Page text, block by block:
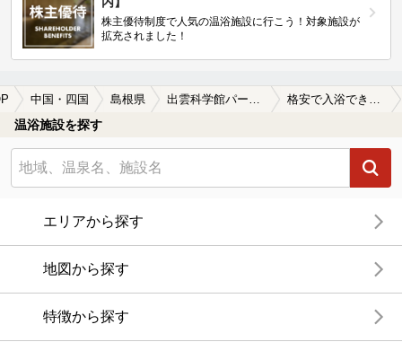
株主優待制度で人気の温浴施設に行こう！対象施設が
拡充されました！
中国・四国 島根県
温浴施設を探す
エリアから探す
地図から探す
特徴から探す